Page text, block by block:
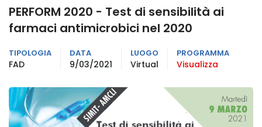
PERFORM 2020 - Test di sensibilità ai
farmaci antimicrobici nel 2020
TIPOLOGIA
FAD
DATA
9/03/2021
LUOGO
Virtual
PROGRAMMA
Visualizza